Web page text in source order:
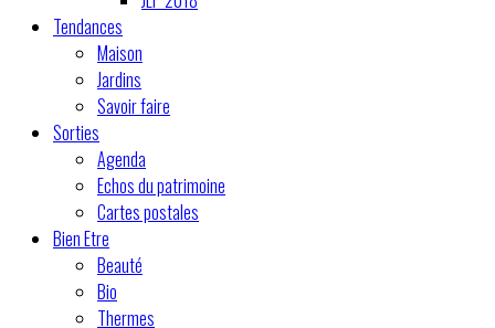
Tendances
Maison
Jardins
Savoir faire
Sorties
Agenda
Echos du patrimoine
Cartes postales
Bien Etre
Beauté
Bio
Thermes